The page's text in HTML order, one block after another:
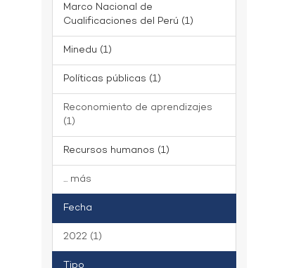
Marco Nacional de
Cualificaciones del Perú (1)
Minedu (1)
Políticas públicas (1)
Reconomiento de aprendizajes
(1)
Recursos humanos (1)
... más
Fecha
2022 (1)